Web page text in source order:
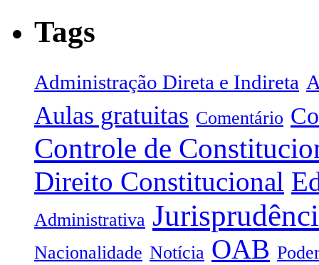
Tags
Administração Direta e Indireta
Aulas gratuitas Comentário
Controle de
Direito Constitucional
Administrativa
Nacionalidade Notícia OAB